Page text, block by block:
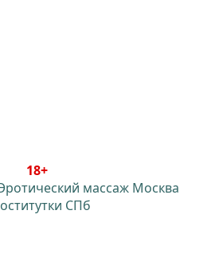
18+
массаж Москва
СПб